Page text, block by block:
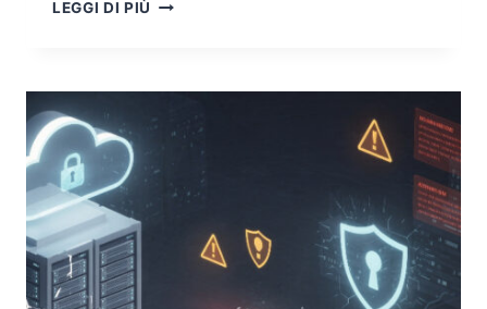
LEGGI DI PIÙ
ANALISI
APPROFONDITA,
AGGIORNATA
OPERATIVA